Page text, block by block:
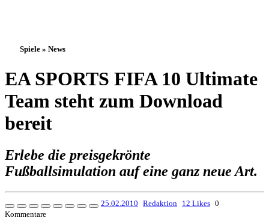
Spiele » News
EA SPORTS FIFA 10 Ultimate
Team steht zum Download
bereit
Erlebe die preisgekrönte
Fußballsimulation auf eine ganz neue Art.
25.02.2010 Redaktion 12 Likes 0
Kommentare